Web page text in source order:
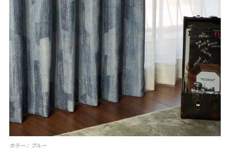
カラー：ブルー